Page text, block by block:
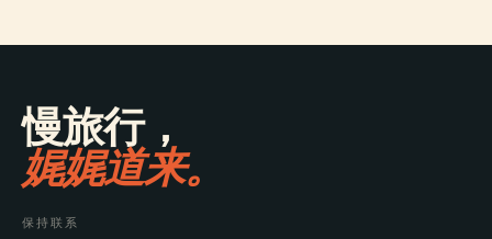
慢旅行，
娓娓道来。
保持联系